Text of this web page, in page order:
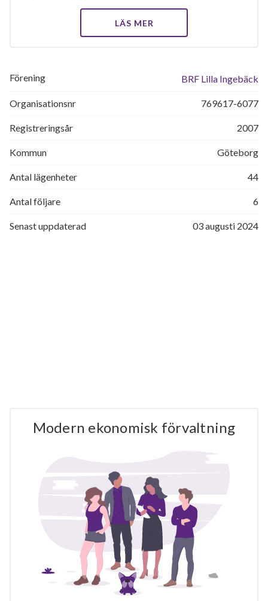
LÄS MER
Förening BRF Lilla Ingebäck
Organisationsnr 769617-6077
Registreringsår 2007
Kommun Göteborg
Antal lägenheter 44
Antal följare 6
Senast uppdaterad 03 augusti 2024
Modern ekonomisk förvaltning